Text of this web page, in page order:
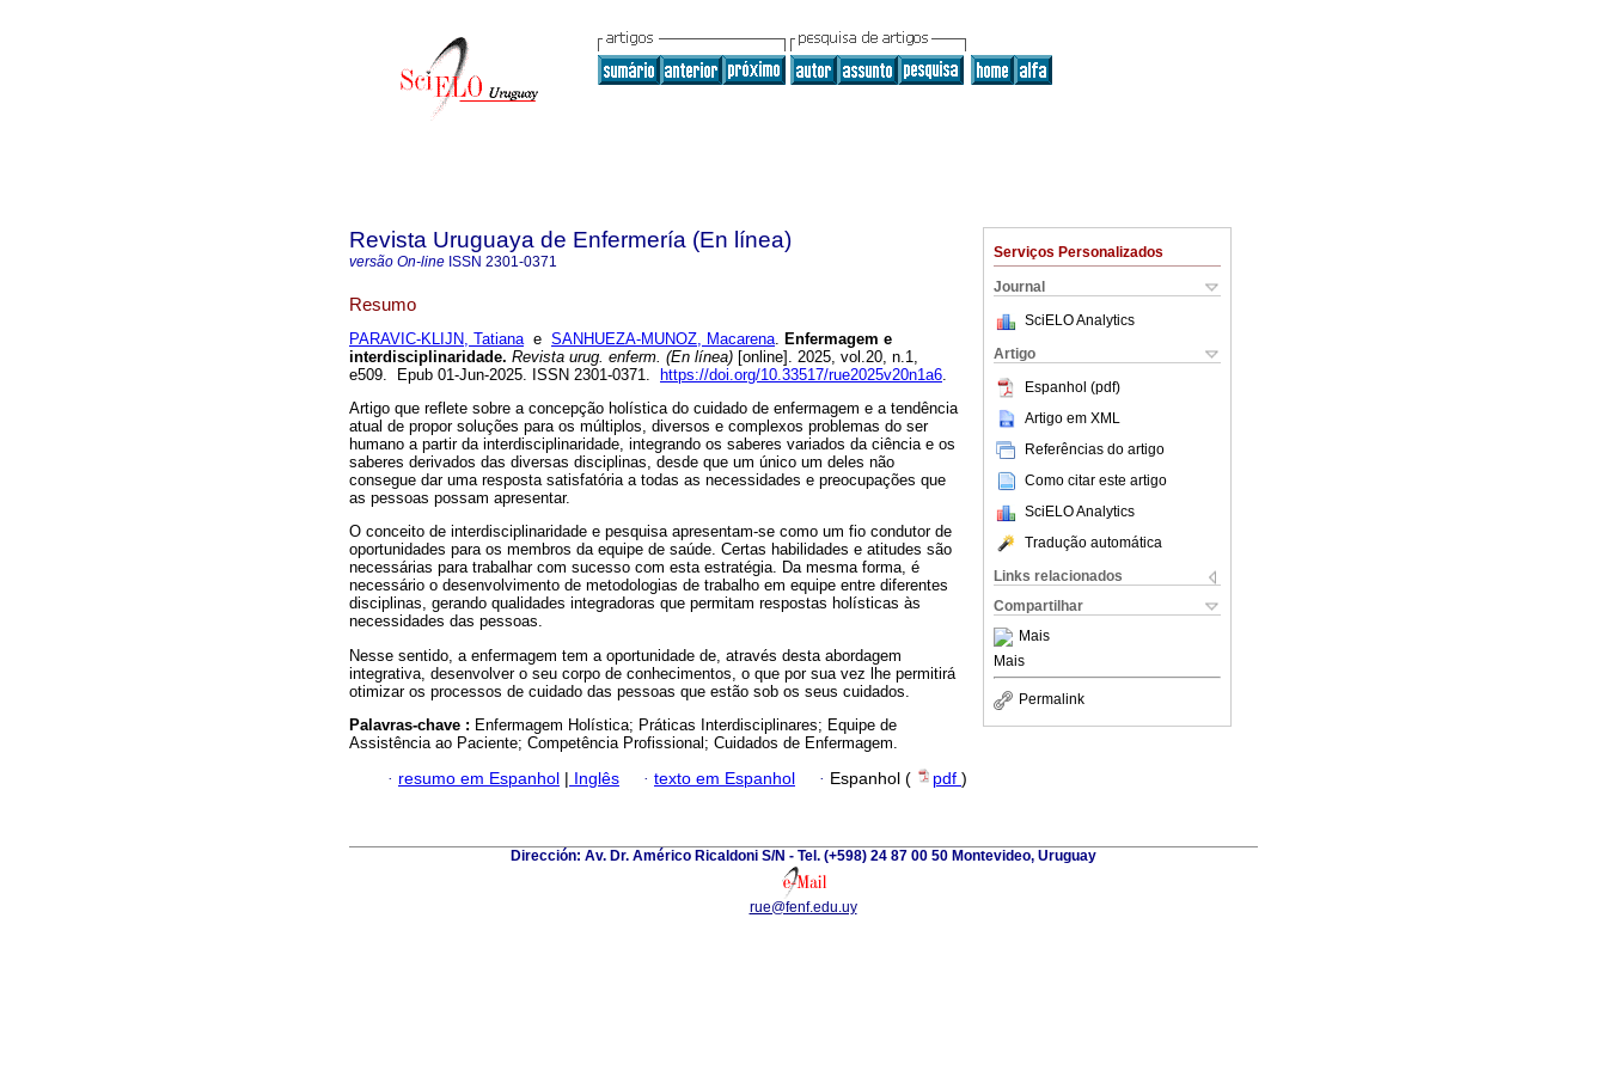
Serviços Personalizados
Journal
SciELO Analytics
Artigo
Espanhol (pdf)
Artigo em XML
Referências do artigo
Como citar este artigo
SciELO Analytics
Tradução automática
Links relacionados
Compartilhar
Mais
Mais
Permalink
Revista Uruguaya de Enfermería (En línea)
versão On-line ISSN 2301-0371
Resumo
PARAVIC-KLIJN, Tatianae SANHUEZA-MUNOZ, Macarena. Enfermagem e
interdisciplinaridade. Revista urug. enferm. (En línea) [online]. 2025, vol.20, n.1,
e509. Epub 01-Jun-2025. ISSN 2301-0371.
https://doi.org/10.33517/rue2025v20n1a6.
Artigo que reflete sobre a concepção holística do cuidado de enfermagem e a tendência
atual de propor soluções para os múltiplos, diversos e complexos problemas do ser
humano a partir da interdisciplinaridade, integrando os saberes variados da ciência e os
saberes derivados das diversas disciplinas, desde que um único um deles não
consegue dar uma resposta satisfatória a todas as necessidades e preocupações que
as pessoas possam apresentar.
O conceito de interdisciplinaridade e pesquisa apresentam-se como um fio condutor de
oportunidades para os membros da equipe de saúde. Certas habilidades e atitudes são
necessárias para trabalhar com sucesso com esta estratégia. Da mesma forma, é
necessário o desenvolvimento de metodologias de trabalho em equipe entre diferentes
disciplinas, gerando qualidades integradoras que permitam respostas holísticas às
necessidades das pessoas.
Nesse sentido, a enfermagem tem a oportunidade de, através desta abordagem
integrativa, desenvolver o seu corpo de conhecimentos, o que por sua vez lhe permitirá
otimizar os processos de cuidado das pessoas que estão sob os seus cuidados.
Palavras-chave : Enfermagem Holística; Práticas Interdisciplinares; Equipe de
Assistência ao Paciente; Competência Profissional; Cuidados de Enfermagem.
· resumo em Espanhol Inglês · texto em Espanhol · Espanhol ( pdf )
Dirección: Av. Dr. Américo Ricaldoni S/N - Tel. (+598) 24 87 00 50 Montevideo, Uruguay
rue@fenf.edu.uy